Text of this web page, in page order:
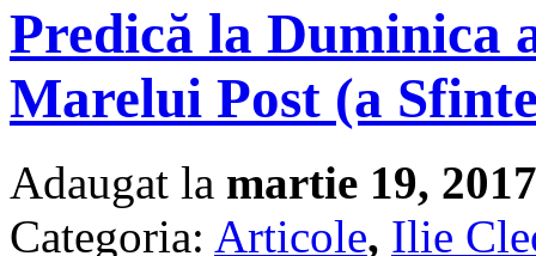
Predică la Duminica
Marelui Post (a
Adaugat la martie 19, 2017
Categoria: Articole, Ilie